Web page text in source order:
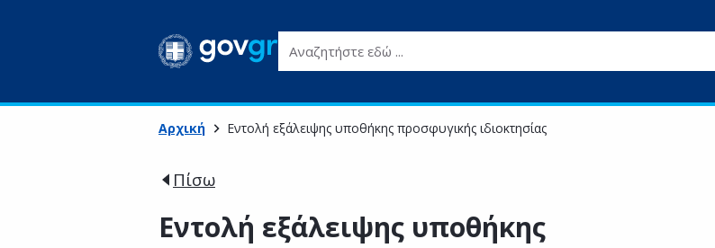
Αναζητήστε εδώ ...
Αρχική Εντολή εξάλειψης υποθήκης προσφυγικής ιδιοκτησίας
Πίσω
Εντολή εξάλειψης υποθήκης